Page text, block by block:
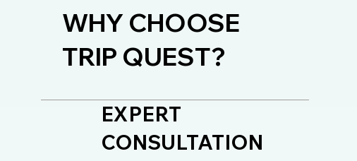
WHY CHOOSE
TRIP QUEST?
EXPERT
CONSULTATION